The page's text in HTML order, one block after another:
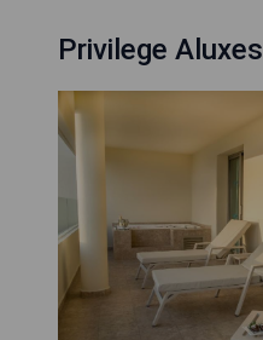
Privilege